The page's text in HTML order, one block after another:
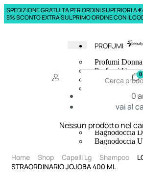
SPEDIZIONE GRATUITA PER ORDINI SUPERIORI A
5% SCONTO EXTRA SUL PRIMO ORDINE CON IL
PROFUMI
Profumi Donna
Profumi Uomo
Deodoranti
Corpo Donna
Corpo Uomo
Creme Mani
Bagnodoccia
Bagnodoccia
0
0
vai al
Nessun prodotto nel
Home Shop Capelli Lg Shampoo
STRAORDINARIO JOJOBA 400 ML